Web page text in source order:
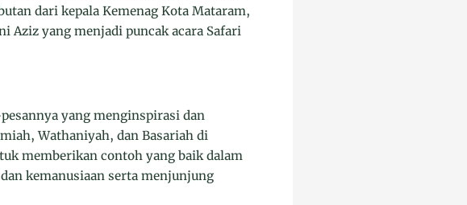
dari kepala Kemenag Kota Mataram,
Aziz yang menjadi puncak acara Safari
yang menginspirasi dan
Wathaniyah, dan Basariah di
memberikan contoh yang baik dalam
kemanusiaan serta menjunjung